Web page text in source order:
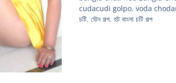
cudacudi golpo, voda
চটি, যৌন গল্প, হট বাংলা চটি গল্প